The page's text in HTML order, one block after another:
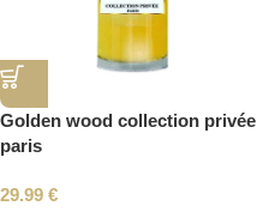
Golden wood collection privée
paris
29.99 €